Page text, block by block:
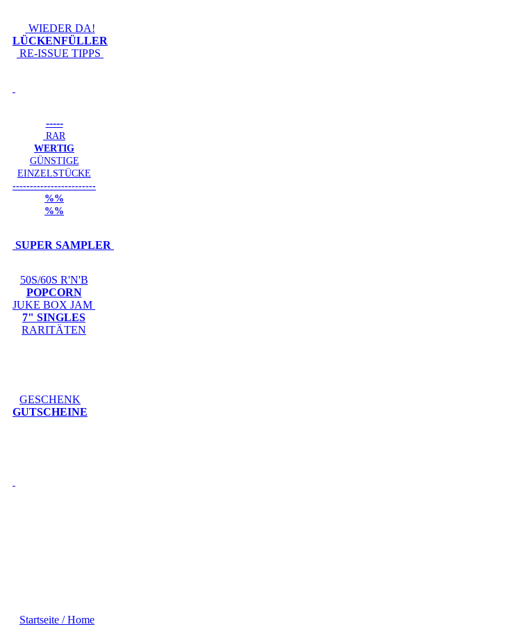
WIEDER DA!
LÜCKENFÜLLER
RE-ISSUE TIPPS
-----
RAR
WERTIG
GÜNSTIGE
EINZELSTÜCKE
------------------------
%%
%%
SUPER SAMPLER
50S/60S R'N'B
POPCORN
JUKE BOX JAM
7" SINGLES
RARITÄTEN
GESCHENK
GUTSCHEINE
Startseite / Home